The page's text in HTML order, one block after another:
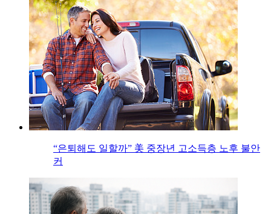
“은퇴해도 일할까” 美 중장년 고소득층 노후 불안
커